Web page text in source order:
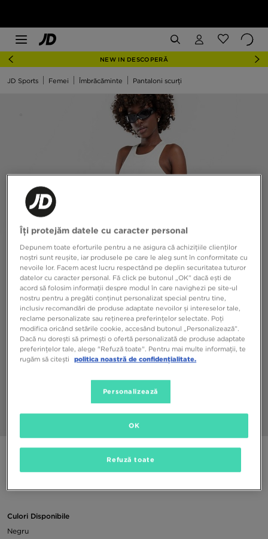
NEW IN DESCOPERĂ
JD Sports Femei Îmbrăcăminte Pantaloni scurți
Culori Disponibile
Negru
Îți protejăm datele cu caracter personal
Depunem toate eforturile pentru a ne asigura că achizițiile clienților
noștri sunt reușite, iar produsele pe care le aleg sunt în conformitate cu
nevoile lor. Facem acest lucru respectând pe deplin securitatea tuturor
datelor cu caracter personal. Fă click pe butonul „OK” dacă ești de
acord să folosim informații despre modul în care navighezi pe site-ul
nostru pentru a pregăti conținut personalizat special pentru tine,
inclusiv recomandări de produse adaptate nevoilor și intereselor tale,
reclame personalizate sau reținerea preferințelor selectate. Poți
modifica oricând setările cookie, accesând butonul „Personalizează”.
Dacă nu dorești să primești o ofertă personalizată de produse adaptate
preferințelor tale, alege "Refuză toate". Pentru mai multe informații, te
rugăm să citești
politica noastră de confidențialitate.
Personalizează
Refuză toate
OK